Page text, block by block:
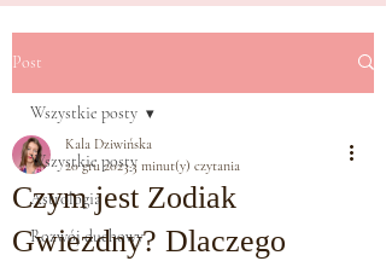
Post
Wszystkie posty
Astrologia
Rozwój duchowy
Wszystkie posty
Czym jest Zodiak
Gwiezdny? Dlaczego
Kala Dziwińska
20 gru 20233 minut(y) czytania